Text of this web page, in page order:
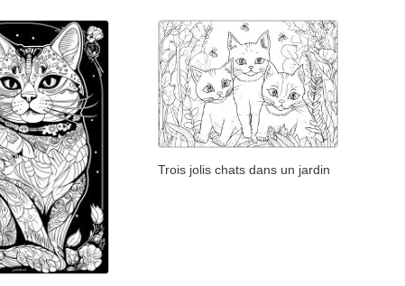
Trois jolis chats dans un jardin